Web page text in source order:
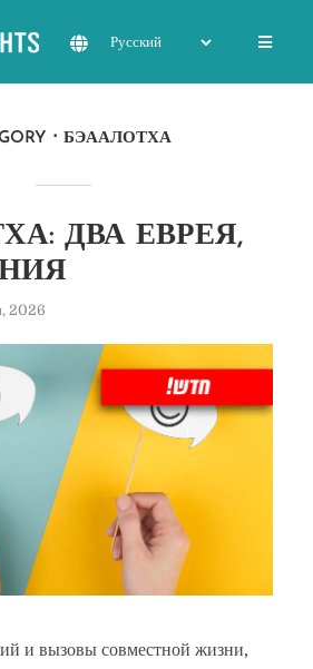
БЭААЛОТХА
ДВА ЕВРЕЯ,
2026
и вызовы совместной жизни,